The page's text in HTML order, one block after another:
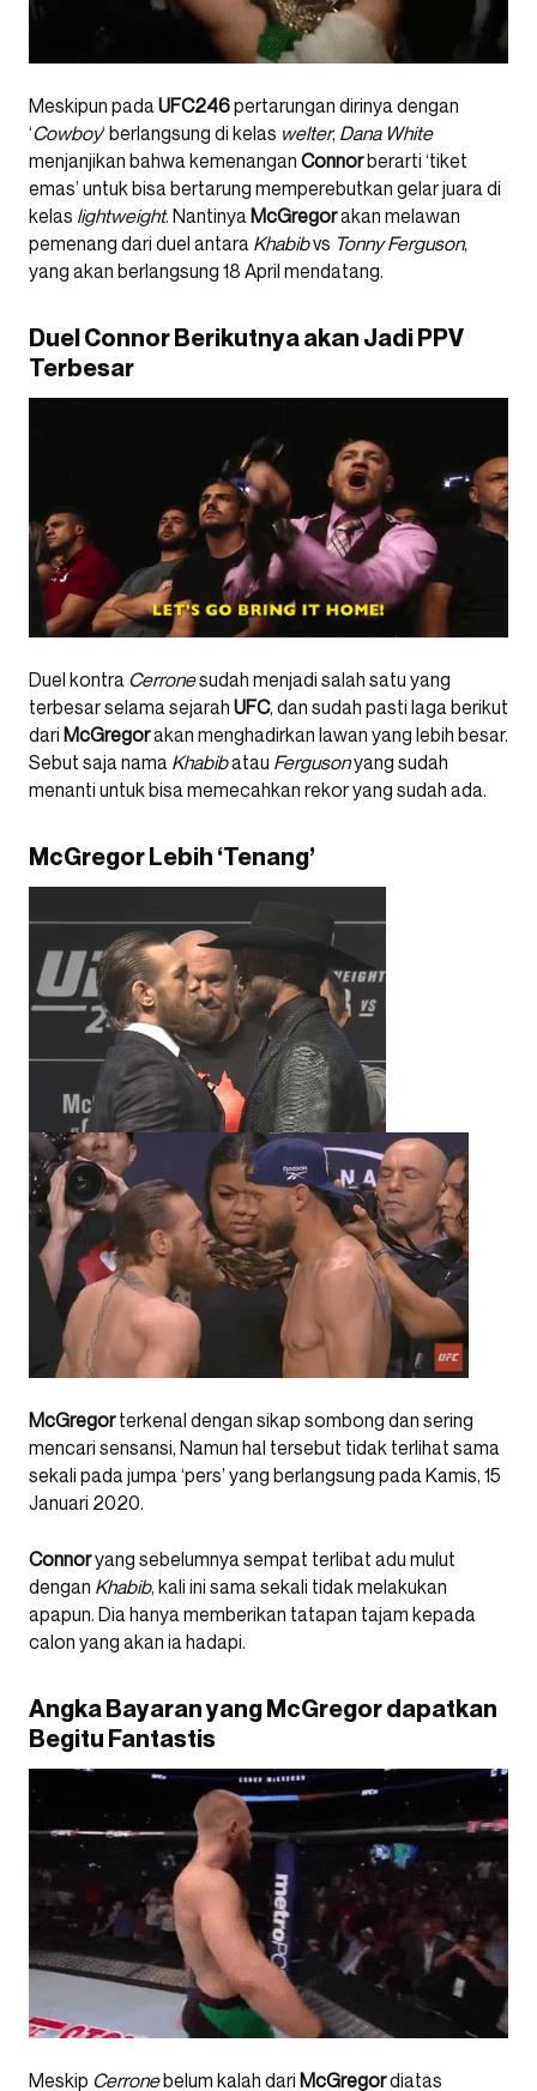
Meskipun padaUFC246pertarungan dirinya dengan
‘Cowboy‘ berlangsung di kelas welter, Dana White
menjanjikan bahwa kemenangan Connorberarti ‘tiket
emas’ untuk bisa bertarung memperebutkan gelar juara di
kelas lightweight. Nantinya McGregorakan melawan
pemenang dari duel antara Khabibvs Tonny Ferguson,
yang akan berlangsung 18 April mendatang.
Duel Connor Berikutnya akan Jadi PPV
Terbesar
Duel kontra Cerronesudah menjadi salah satu yang
terbesar selama sejarah UFC, dan sudah pasti laga berikut
dari McGregorakan menghadirkan lawan yang lebih besar.
Sebut saja nama Khabibatau Fergusonyang sudah
menanti untuk bisa memecahkan rekor yang sudah ada.
McGregor Lebih ‘Tenang’
McGregorterkenal dengan sikap sombong dan sering
mencari sensansi, Namun hal tersebut tidak terlihat sama
sekali pada jumpa ‘pers’ yang berlangsung pada Kamis, 15
Januari 2020.
Connoryang sebelumnya sempat terlibat adu mulut
dengan Khabib, kali ini sama sekali tidak melakukan
apapun. Dia hanya memberikan tatapan tajam kepada
calon yang akan ia hadapi.
Angka Bayaran yang McGregor dapatkan
Begitu Fantastis
Meskip Cerronebelum kalah dari McGregordiatas